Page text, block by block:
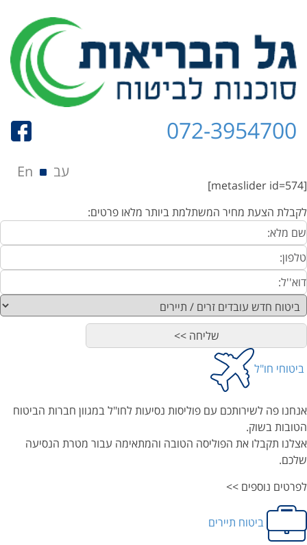
072-3954700
עב En
[metaslider id=574]
לקבלת הצעת מחיר המשתלמת ביותר מלאו פרטים:
ביטוחי חו"ל
אנחנו פה לשירותכם עם פוליסות נסיעות לחו"ל במגוון חברות הביטוח
הטובות בשוק.
אצלנו תקבלו את הפוליסה הטובה והמתאימה עבור מטרת הנסיעה
שלכם.
לפרטים נוספים >>
ביטוח תיירים